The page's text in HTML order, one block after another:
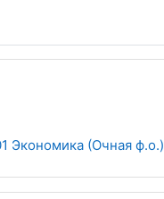
Экономика (Очная ф.о.)